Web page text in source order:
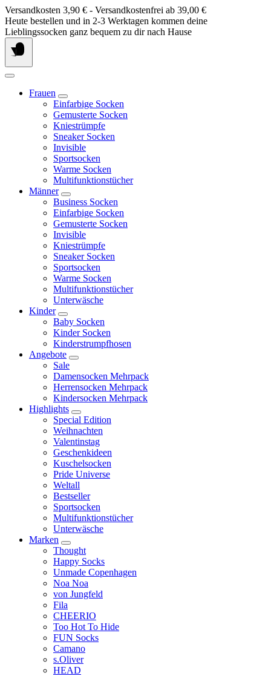
Springe
zum
Inhalt
Versandkosten 3,90 € - Versandkostenfrei ab 39,00 €
Heute bestellen und in 2-3 Werktagen kommen deine
Lieblingssocken ganz bequem zu dir nach Hause
Frauen
Einfarbige Socken
Gemusterte Socken
Kniestrümpfe
Sneaker Socken
Invisible
Sportsocken
Warme Socken
Multifunktionstücher
Männer
Business Socken
Einfarbige Socken
Gemusterte Socken
Invisible
Kniestrümpfe
Sneaker Socken
Sportsocken
Warme Socken
Multifunktionstücher
Unterwäsche
Kinder
Baby Socken
Kinder Socken
Kinderstrumpfhosen
Angebote
Sale
Damensocken Mehrpack
Herrensocken Mehrpack
Kindersocken Mehrpack
Highlights
Special Edition
Weihnachten
Valentinstag
Geschenkideen
Kuschelsocken
Pride Universe
Weltall
Bestseller
Sportsocken
Multifunktionstücher
Unterwäsche
Marken
Thought
Happy Socks
Unmade Copenhagen
Noa Noa
von Jungfeld
Fila
CHEERIO
Too Hot To Hide
FUN Socks
Camano
s.Oliver
HEAD